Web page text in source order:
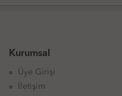
Kurumsal
Üye Girişi
İletişim